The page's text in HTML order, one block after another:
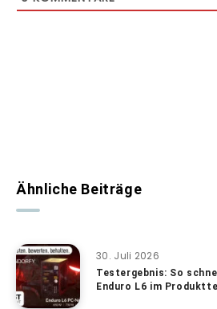
Ähnliche Beiträge
30. Juli 2026
Testergebnis: So
Enduro L6 im